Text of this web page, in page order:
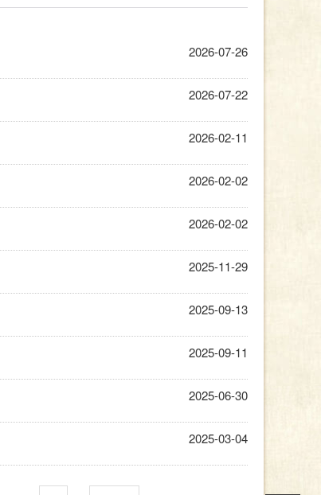
2026-07-26
2026-07-22
2026-02-11
2026-02-02
2026-02-02
2025-11-29
2025-09-13
2025-09-11
2025-06-30
2025-03-04